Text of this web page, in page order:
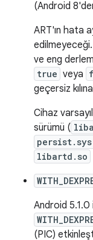
(Android
ART'ın hata
ve eng
true veya
geçersiz
Cihaz
sürümü (
libartd.so
Android 5.1.0
(PIC)